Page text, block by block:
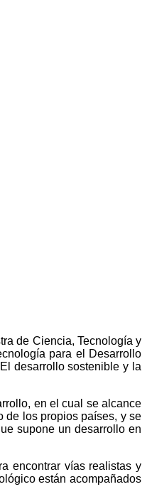
de Ciencia, Tecnología y
para el Desarrollo
desarrollo sostenible y la
en el cual se alcance
de los propios países, y se
supone un desarrollo en
encontrar vías realistas y
están acompañados